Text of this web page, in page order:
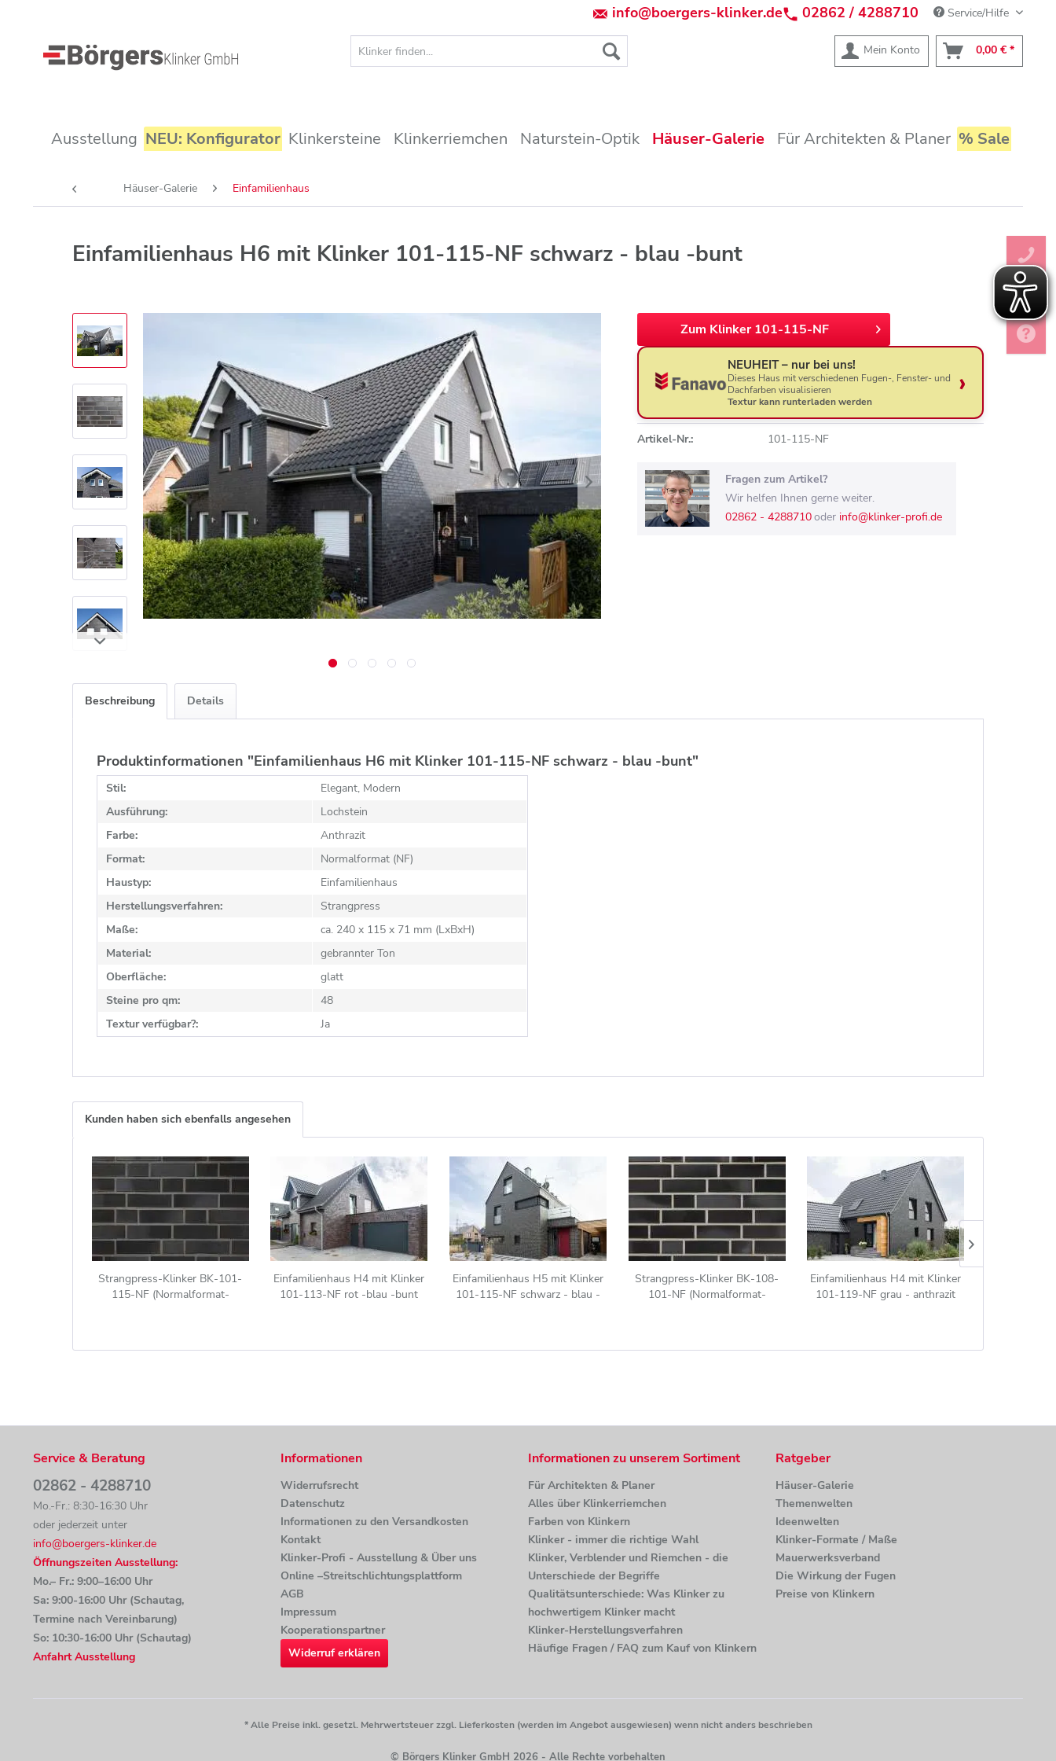
info@boergers-klinker.de 02862 / 4288710 Service/Hilfe
Mein Konto 0,00 € *
Ausstellung NEU: Konfigurator Klinkersteine Klinkerriemchen Naturstein-Optik Häuser-Galerie Für Architekten & Planer % Sale
Häuser-Galerie Einfamilienhaus
Einfamilienhaus H6 mit Klinker 101-115-NF schwarz - blau -bunt
Zum Klinker 101-115-NF
NEUHEIT – nur bei uns!
Dieses Haus mit verschiedenen Fugen-, Fenster- und
Dachfarben visualisieren
Textur kann runterladen werden
Artikel-Nr.: 101-115-NF
Fragen zum Artikel?
Wir helfen Ihnen gerne weiter.
02862 - 4288710oder info@klinker-profi.de
Beschreibung Details
Produktinformationen "Einfamilienhaus H6 mit Klinker 101-115-NF schwarz - blau -bunt"
Stil:
Elegant, Modern
Ausführung:
Lochstein
Farbe:
Anthrazit
Format:
Normalformat (NF)
Haustyp:
Einfamilienhaus
Herstellungsverfahren:
Strangpress
Maße:
ca. 240 x 115 x 71 mm (LxBxH)
Material:
gebrannter Ton
Oberfläche:
glatt
Steine pro qm:
48
Textur verfügbar?:
Ja
Kunden haben sich ebenfalls angesehen
Strangpress-Klinker BK-101-
115-NF (Normalformat-
Einfamilienhaus H4 mit Klinker
101-113-NF rot -blau -bunt
Einfamilienhaus H5 mit Klinker
101-115-NF schwarz - blau -
Strangpress-Klinker BK-108-
101-NF (Normalformat-
Einfamilienhaus H4 mit Klinker
101-119-NF grau - anthrazit
Service & Beratung
02862 - 4288710
Mo.-Fr.: 8:30-16:30 Uhr
oder jederzeit unter
info@boergers-klinker.de
Öffnungszeiten Ausstellung:
Mo.– Fr.: 9:00–16:00 Uhr
Sa: 9:00-16:00 Uhr (Schautag,
Termine nach Vereinbarung)
So: 10:30-16:00 Uhr (Schautag)
Anfahrt Ausstellung
Informationen
Widerrufsrecht
Datenschutz
Informationen zu den Versandkosten
Kontakt
Klinker-Profi - Ausstellung & Über uns
Online –Streitschlichtungsplattform
AGB
Impressum
Kooperationspartner
Widerruf erklären
Informationen zu unserem Sortiment
Für Architekten & Planer
Alles über Klinkerriemchen
Farben von Klinkern
Klinker - immer die richtige Wahl
Klinker, Verblender und Riemchen - die
Unterschiede der Begriffe
Qualitätsunterschiede: Was Klinker zu
hochwertigem Klinker macht
Klinker-Herstellungsverfahren
Häufige Fragen / FAQ zum Kauf von Klinkern
Ratgeber
Häuser-Galerie
Themenwelten
Ideenwelten
Klinker-Formate / Maße
Mauerwerksverband
Die Wirkung der Fugen
Preise von Klinkern
* Alle Preise inkl. gesetzl. Mehrwertsteuer zzgl. Lieferkosten (werden im Angebot ausgewiesen) wenn nicht anders beschrieben
© Börgers Klinker GmbH 2026 - Alle Rechte vorbehalten